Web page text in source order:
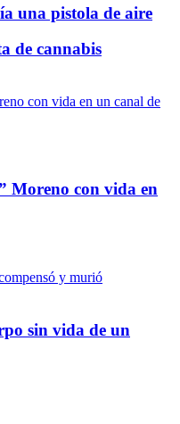
una pistola de aire
de cannabis
Moreno con vida en
sin vida de un